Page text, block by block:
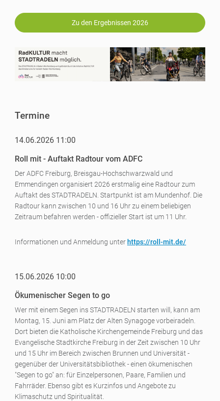
Zu den Ergebnissen 2026
Termine
14.06.2026 11:00
Roll mit - Auftakt Radtour vom ADFC
Der ADFC Freiburg, Breisgau-Hochschwarzwald und
Emmendingen organisiert 2026 erstmalig eine Radtour zum
Auftakt des STADTRADELN. Startpunkt ist am Mundenhof. Die
Radtour kann zwischen 10 und 16 Uhr zu einem beliebigen
Zeitraum befahren werden - offizieller Start ist um 11 Uhr.
Informationen und Anmeldung unter https://roll-mit.de/
15.06.2026 10:00
Ökumenischer Segen to go
Wer mit einem Segen ins STADTRADELN starten will, kann am
Montag, 15. Juni am Platz der Alten Synagoge vorbeiradeln.
Dort bieten die Katholische Kirchengemeinde Freiburg und das
Evangelische Stadtkirche Freiburg in der Zeit zwischen 10 Uhr
und 15 Uhr im Bereich zwischen Brunnen und Universität -
gegenüber der Universitätsbibliothek - einen ökumenischen
"Segen to go" an: für Einzelpersonen, Paare, Familien und
Fahrräder. Ebenso gibt es Kurzinfos und Angebote zu
Klimaschutz und Spiritualität.